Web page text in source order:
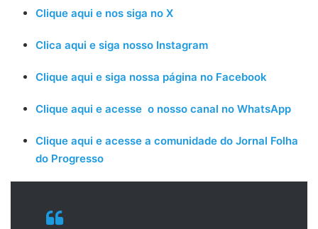
Clique aqui e nos siga no X
Clica aqui e siga nosso Instagram
Clique aqui e siga nossa página no Facebook
Clique aqui e acesse o nosso canal no WhatsApp
Clique aqui e acesse a comunidade do Jornal Folha
do Progresso